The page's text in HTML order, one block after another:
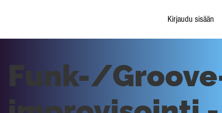
Kirjaudu sisään
Funk-/